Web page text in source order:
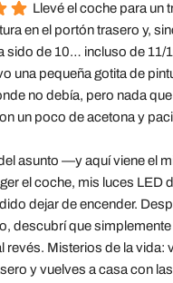
Llevé el coche para un
en el portón trasero y,
sido de 10… incluso de 11/
una pequeña gotita de
no debía, pero nada
un poco de acetona y
asunto —y aquí viene el
el coche, mis luces LED
dejar de encender.
descubrí que
revés. Misterios de la vida:
y vuelves a casa con